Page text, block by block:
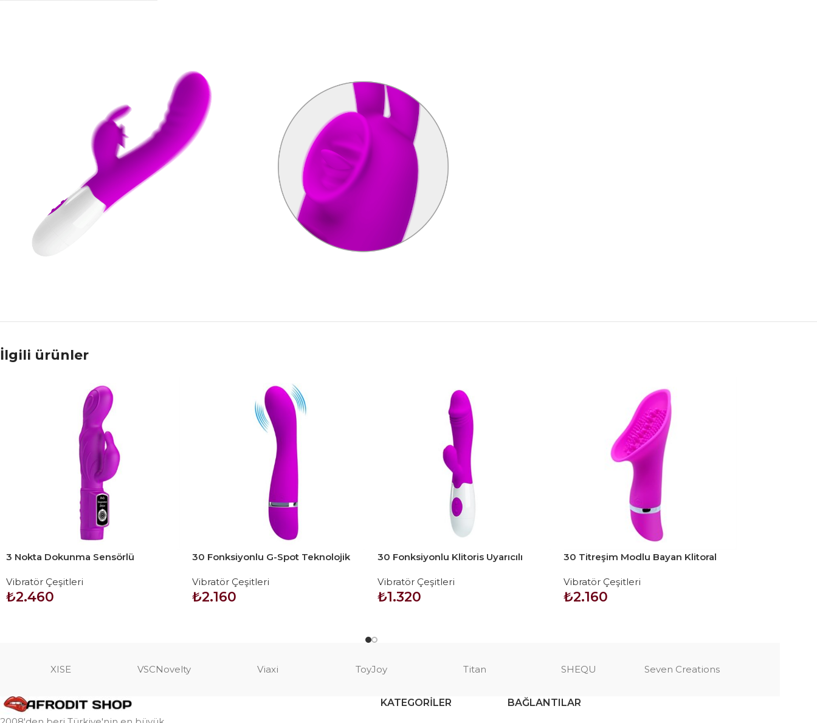
İlgili ürünler
3 Nokta Dokunma Sensörlü
Vibratör Çeşitleri
₺2.460
30 Fonksiyonlu G-Spot Teknolojik
Vibratör Çeşitleri
₺2.160
30 Fonksiyonlu Klitoris Uyarıcılı
Vibratör Çeşitleri
₺1.320
30 Titreşim Modlu Bayan Klitoral
Vibratör Çeşitleri
₺2.160
XISE VSCNovelty Viaxi ToyJoy Titan SHEQU Seven Creations
KATEGORILER BAĞLANTILAR